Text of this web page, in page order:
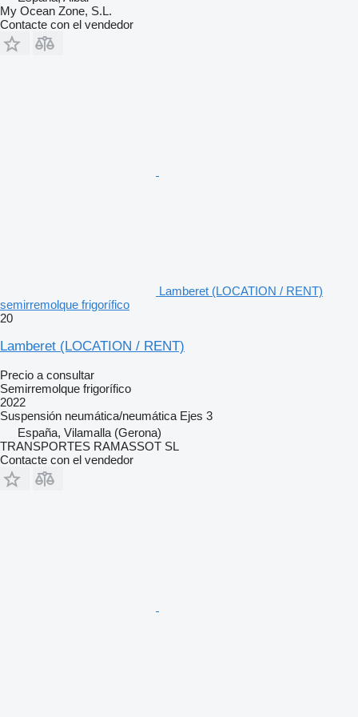
My Ocean Zone, S.L.
Contacte con el vendedor
Lamberet (LOCATION / RENT)
semirremolque frigorífico
20
Lamberet (LOCATION / RENT)
Precio a consultar
Semirremolque frigorífico
2022
Suspensión neumática/neumática Ejes 3
España, Vilamalla (Gerona)
TRANSPORTES RAMASSOT SL
Contacte con el vendedor